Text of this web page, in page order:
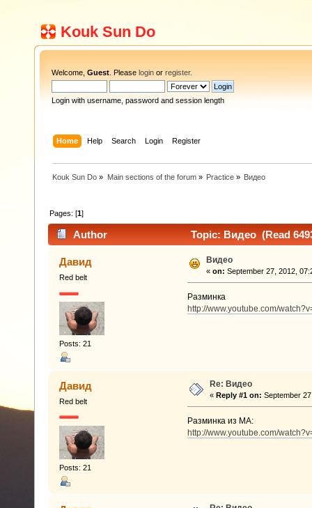
Kouk Sun Do
Welcome, Guest . Please login or register.
Login with username, password and session length
Home Help Search Login Register
Kouk Sun Do » Main sections of the forum» Practice» Видео
Pages: [1]
Author Topic: Видео (Read
Давид
Red belt
Posts: 21
Видео
« on: September 27, 2012,
Разминка
http://www.youtube.com/
Давид
Red belt
Posts: 21
Re: Видео
« Reply #1 on: September
Разминка из МА:
http://www.youtube.com/